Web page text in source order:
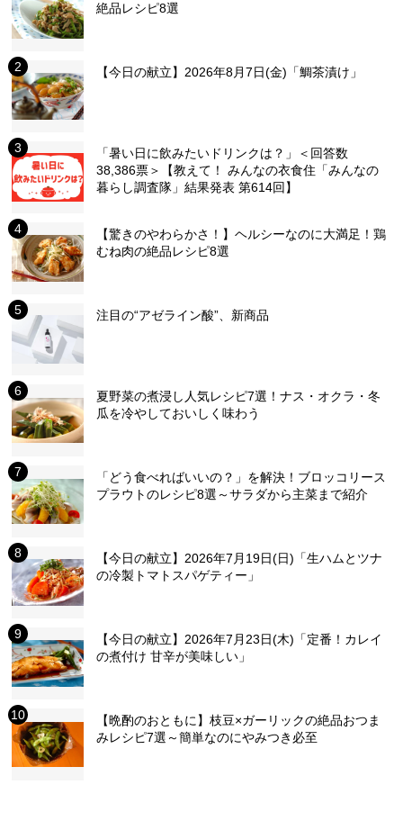
絶品レシピ8選
【今日の献立】2026年8月7日(金)「鯛茶漬け」
「暑い日に飲みたいドリンクは？」＜回答数
38,386票＞【教えて！ みんなの衣食住「みんなの
暮らし調査隊」結果発表 第614回】
【驚きのやわらかさ！】ヘルシーなのに大満足！鶏
むね肉の絶品レシピ8選
注目の“アゼライン酸”、新商品
夏野菜の煮浸し人気レシピ7選！ナス・オクラ・冬
瓜を冷やしておいしく味わう
「どう食べればいいの？」を解決！ブロッコリース
プラウトのレシピ8選～サラダから主菜まで紹介
【今日の献立】2026年7月19日(日)「生ハムとツナ
の冷製トマトスパゲティー」
【今日の献立】2026年7月23日(木)「定番！カレイ
の煮付け 甘辛が美味しい」
【晩酌のおともに】枝豆×ガーリックの絶品おつま
みレシピ7選～簡単なのにやみつき必至